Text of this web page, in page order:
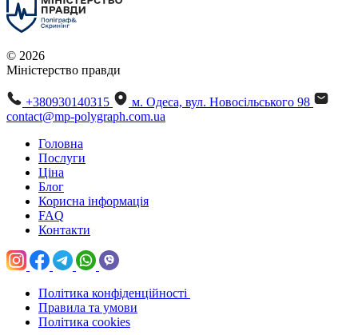
© 2026
Міністерство правди
+380930140315
м. Одеса, вул. Новосільського 98
contact@mp-polygraph.com.ua
Головна
Послуги
Ціна
Блог
Корисна інформація
FAQ
Контакти
Політика конфіденційності
Правила та умови
Політика cookies